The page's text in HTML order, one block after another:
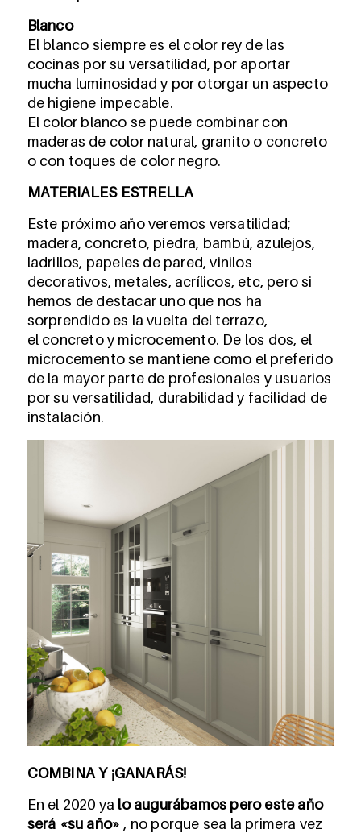
Blanco
El blanco siempre es el color rey de las
cocinas por su versatilidad, por aportar
mucha luminosidad y por otorgar un aspecto
de higiene impecable.
El color blanco se puede combinar con
maderas de color natural, granito o concreto
o con toques de color negro.
MATERIALES ESTRELLA
Este próximo año veremos versatilidad;
madera, concreto, piedra, bambú, azulejos,
ladrillos, papeles de pared, vinilos
decorativos, metales, acrílicos, etc, pero si
hemos de destacar uno que nos ha
sorprendido es la vuelta del terrazo,
el concreto y microcemento. De los dos, el
microcemento se mantiene como el preferido
de la mayor parte de profesionales y usuarios
por su versatilidad, durabilidad y facilidad de
instalación.
COMBINA Y ¡GANARÁS!
En el 2020 ya lo augurábamos pero este año
será «su año» , no porque sea la primera vez